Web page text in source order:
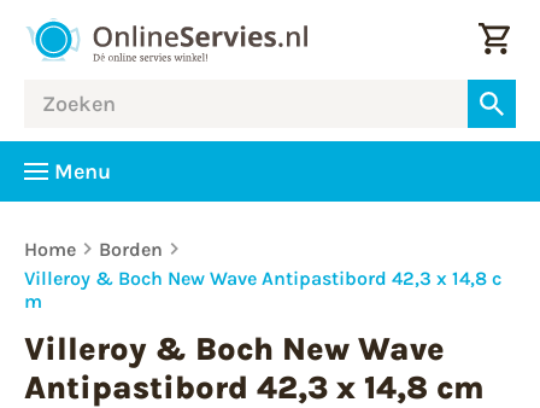
Menu
Home
Borden
Villeroy & Boch New Wave Antipastibord 42,3 x 14,8 c
m
Villeroy & Boch New Wave
Antipastibord 42,3 x 14,8 cm